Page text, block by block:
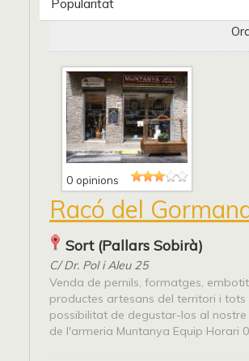
0 opinions
Racó del
Sort (Pallars Sobirà)
C/ Dr. Pol i Aleu 25
Venda de pernils, formatges,
productes artesans del territori i
possibilitat de degustar-los al
de l'armeria Muntanya Equip Horari